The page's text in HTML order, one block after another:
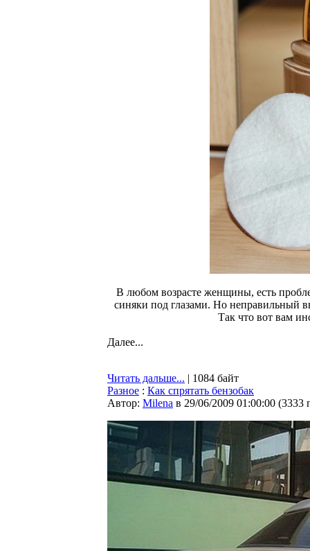
В любом возрасте женщины, есть
синяки под глазами. Но неправильный
Так что вот вам
Далее...
Читать дальше... | 1084 байт
Разное : Как спрятать бензобак
Автор: Milena в 29/06/2009 01:00:00 (3333